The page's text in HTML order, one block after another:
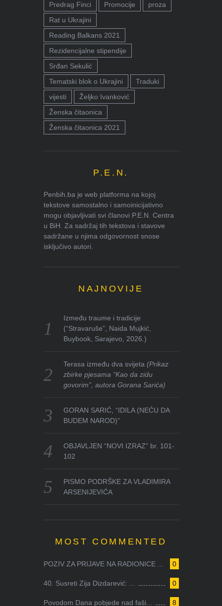
Predrag Finci
Promocije
proza
Rat u Ukrajini
Reading Balkans 2021
Rezidencijalne stipendije
Srđan Sekulić
Tematski blok o Ukrajini
Traduki
vijesti
Željko Ivanković
Ženska čitaonica
Ženska čitaonica 2021
P.E.N.
Penbih.ba je web platforma na kojoj
tekstove samostalno i samoinicijativno
mogu objavljivati svi članovi P.E.N. Centra
u BiH. Za sadržaj tih tekstova i stavove
sadržane u njima odgovornost snose
isključivo autori.
NAJNOVIJE
Između traume i tradicije
(“Stravaruše”, Naida Mujkić,
Buybook, Sarajevo, 2026.)
Terasa između dva svijeta(Prikaz
zbirke pjesama “Kao da zidu
govorim”, autora Gorana Sarića)
GORAN SARIĆ, “IDILA (NEĆU DA
BUDEM NAROD)”
OBJAVLJEN “NOVI IZRAZ” br. 101-
102
PISMO PODRŠKE ZA VLADIMIRA
ARSENIJEVIĆA
MOST COMMENTED
0
POZIV ZA PRIJAVE NA RADIONICE ...
0
40. Susreti Zija Dizdarević: ...
8
Povodom Dana pobjede nad faši...